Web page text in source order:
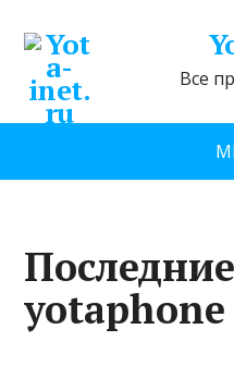
Все
yotaphone